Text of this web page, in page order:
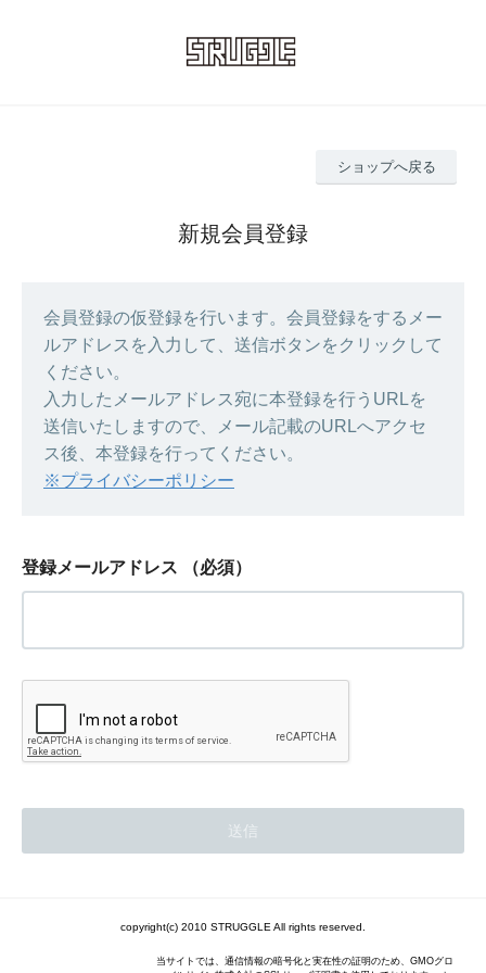
ショップへ戻る
新規会員登録
会員登録の仮登録を行います。会員登録をするメー
ルアドレスを入力して、送信ボタンをクリックして
ください。
入力したメールアドレス宛に本登録を行うURLを
送信いたしますので、メール記載のURLへアクセ
ス後、本登録を行ってください。
※プライバシーポリシー
登録メールアドレス （必須）
copyright(c) 2010 STRUGGLE All rights reserved.
当サイトでは、通信情報の暗号化と実在性の証明のため、GMOグロ